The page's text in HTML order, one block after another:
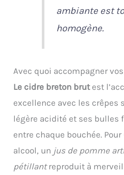
ambiante est
homogène.
Avec quoi accompagner
Le cidre breton brutest
excellence avec les crêpes
légère acidité et ses bulles
entre chaque bouchée.
alcool, un jus de pomme
pétillantreproduit à